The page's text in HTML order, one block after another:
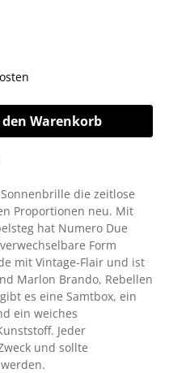
Warenkorb
die zeitlose
Proportionen neu. Mit
hat Numero Due
Form
mit Vintage-Flair und ist
Marlon Brando, Rebellen
es eine Samtbox, ein
ein weiches
Jeder
und sollte